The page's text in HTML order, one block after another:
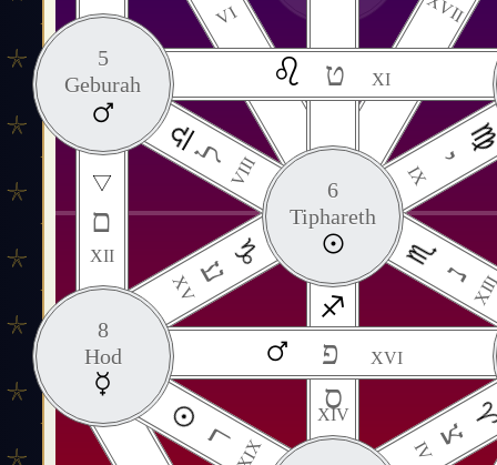
XVII
VI
י
IX
ל
VIII
ט XI
5
Geburah
ם
XII
6
Tiphareth
נ ע
XV
ס
XIV
8
Hod
פ XVI
רXIX
צ
IV